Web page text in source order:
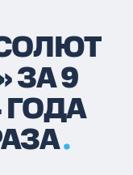
ЗА 9
ГОДА